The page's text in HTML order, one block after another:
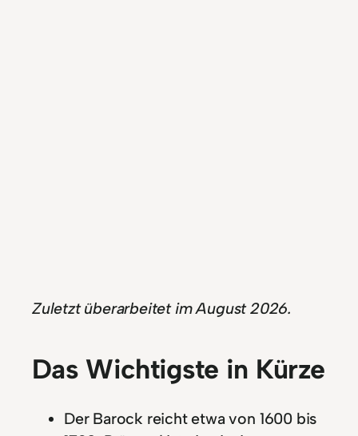
Zuletzt überarbeitet imAugust 2026.
Das Wichtigste in Kürze
Der Barock reicht etwa von 1600 bis